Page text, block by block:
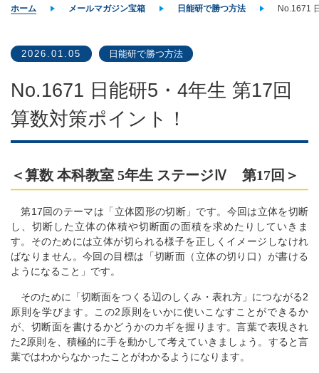
ホーム メールマガジン宝箱 日能研で勝つ方法 No.1671
2026.01.05 日能研で勝つ方法
No.1671 日能研5・4年生 第17回
算数対策ポイント！
＜算数 本科教室 5年生 ステージⅣ 第17回＞
第17回のテーマは「立体図形の切断」です。今回は立体を切断
し、切断した立体の体積や切断面の面積を求めたりしていきま
す。そのためには立体が切られる様子を正しくイメージしなけれ
ばなりません。今回の目標は「切断面（立体の切り口）が書ける
ようになること」です。
そのために「切断面をつくる辺のしくみ・表れ方」につながる2
原則を学びます。この2原則をいかに使いこなすことができるか
が、切断面を書けるかどうかのカギを握ります。言葉で表現され
た2原則を、積極的に手を動かして考えていきましょう。すると言
葉ではわからなかったことがわかるようになります。